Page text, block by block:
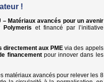
!
– Matériaux avancés pour un avenir
Polymeris et financé par l’initiative
directement aux PME via des appels
financementpour innover dans les
matériaux avancés pour relever les 8